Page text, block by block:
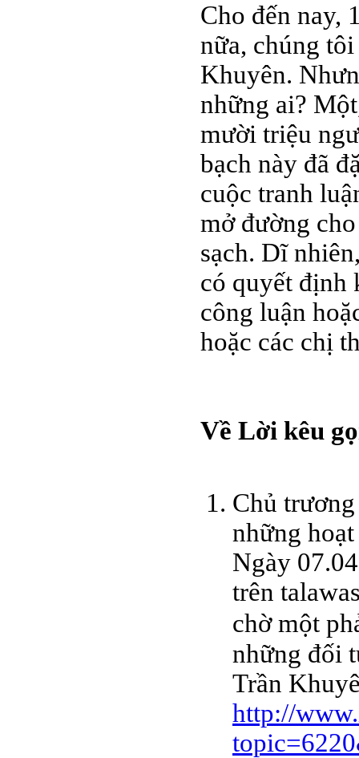
Cho đến nay,
nữa, chúng
Khuyên.
những ai?
mười triệu
bạch này đã
cuộc tranh
mở đường
sạch. Dĩ
có quyết định
công luận
hoặc các chị
Về Lời kêu
Chủ
những
Ngày
trên
chờ một
những đối
Trần
http://